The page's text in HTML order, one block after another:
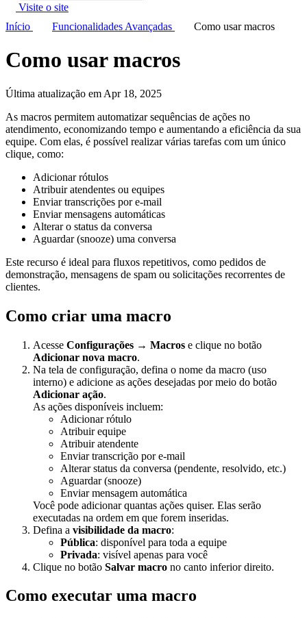
Visite o site
Início
Funcionalidades Avançadas Como usar macros
Como usar macros
Última atualização em Apr 18, 2025
As macros permitem automatizar sequências de ações no
atendimento, economizando tempo e aumentando a eficiência da sua
equipe. Com elas, é possível realizar várias tarefas com um único
clique, como:
Adicionar rótulos
Atribuir atendentes ou equipes
Enviar transcrições por e-mail
Enviar mensagens automáticas
Alterar o status da conversa
Aguardar (snooze) uma conversa
Este recurso é ideal para fluxos repetitivos, como pedidos de
demonstração, mensagens de spam ou solicitações recorrentes de
clientes.
Como criar uma macro
Acesse Configurações → Macros e clique no botão
Adicionar nova macro.
Na tela de configuração, defina o nome da macro (uso
interno) e adicione as ações desejadas por meio do botão
Adicionar ação.
As ações disponíveis incluem:
Adicionar rótulo
Atribuir equipe
Atribuir atendente
Enviar transcrição por e-mail
Alterar status da conversa (pendente, resolvido, etc.)
Aguardar (snooze)
Enviar mensagem automática
Você pode adicionar quantas ações quiser. Elas serão
executadas na ordem em que forem inseridas.
Defina a visibilidade da macro:
Pública: disponível para toda a equipe
Privada: visível apenas para você
Clique no botão Salvar macro no canto inferior direito.
Como executar uma macro